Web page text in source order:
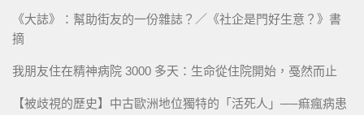
《大誌》：幫助街友的一份雜誌？／《社企是門好生意？》書
摘
我朋友住在精神病院 3000 多天：生命從住院開始，戞然而止
【被歧視的歷史】中古歐洲地位獨特的「活死人」──痲瘋病患